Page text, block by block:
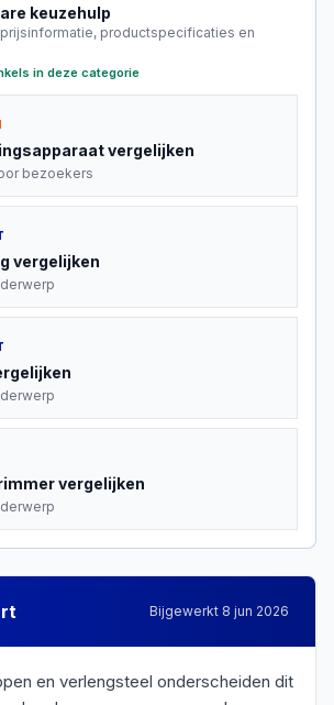
keuzehulp
productspecificaties en
in deze categorie
vergelijken
bezoekers
vergelijken
vergelijken
Bijgewerkt 8 jun 2026
en verlengsteel onderscheiden dit